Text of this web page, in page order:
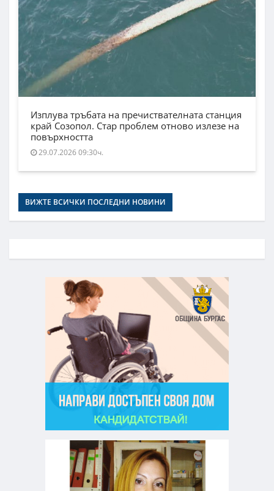
Изплува тръбата на пречиствателната станция
край Созопол. Стар проблем отново излезе на
повърхността
29.07.2026 09:30ч.
ВИЖТЕ ВСИЧКИ ПОСЛЕДНИ НОВИНИ